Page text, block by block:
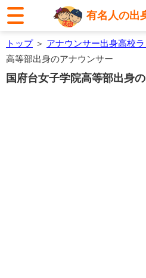
有名人の出
トップ＞ アナウンサー出身高校
高等部出身のアナウンサー
国府台女子学院高等部出身